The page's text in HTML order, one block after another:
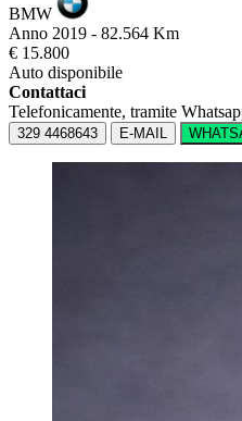
BMW
Anno 2019 - 82.564 Km
€ 15.800
Auto disponibile
Contattaci
Telefonicamente, tramite
329 4468643 E-MAIL